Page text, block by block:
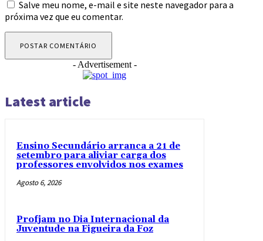
Salve meu nome, e-mail e site neste navegador para a
próxima vez que eu comentar.
- Advertisement -
Latest article
Ensino Secundário arranca a 21 de
setembro para aliviar carga dos
professores envolvidos nos exames
Agosto 6, 2026
Profjam no Dia Internacional da
Juventude na Figueira da Foz